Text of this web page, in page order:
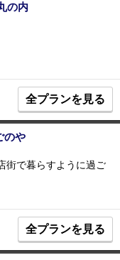
の内
全プランを見る
のや
街で暮らすように過ご
全プランを見る